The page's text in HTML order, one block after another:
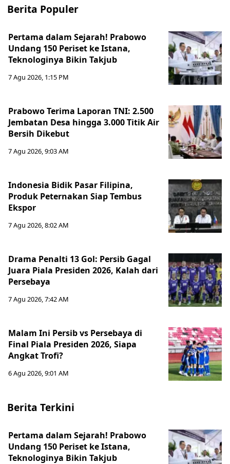
Berita Populer
Pertama dalam Sejarah! Prabowo
Undang 150 Periset ke Istana,
Teknologinya Bikin Takjub
7 Agu 2026, 1:15 PM
Prabowo Terima Laporan TNI: 2.500
Jembatan Desa hingga 3.000 Titik Air
Bersih Dikebut
7 Agu 2026, 9:03 AM
Indonesia Bidik Pasar Filipina,
Produk Peternakan Siap Tembus
Ekspor
7 Agu 2026, 8:02 AM
Drama Penalti 13 Gol: Persib Gagal
Juara Piala Presiden 2026, Kalah dari
Persebaya
7 Agu 2026, 7:42 AM
Malam Ini Persib vs Persebaya di
Final Piala Presiden 2026, Siapa
Angkat Trofi?
6 Agu 2026, 9:01 AM
Berita Terkini
Pertama dalam Sejarah! Prabowo
Undang 150 Periset ke Istana,
Teknologinya Bikin Takjub